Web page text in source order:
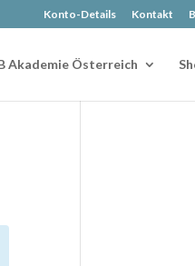
Konto-Details Kontakt
Akademie Österreich